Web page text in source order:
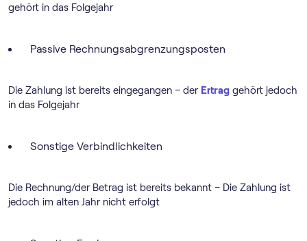
gehört in das Folgejahr
Passive Rechnungsabgrenzungsposten
Die Zahlung ist bereits eingegangen – der Ertrag gehört jedoch
in das Folgejahr
Sonstige Verbindlichkeiten
Die Rechnung/der Betrag ist bereits bekannt – Die Zahlung ist
jedoch im alten Jahr nicht erfolgt